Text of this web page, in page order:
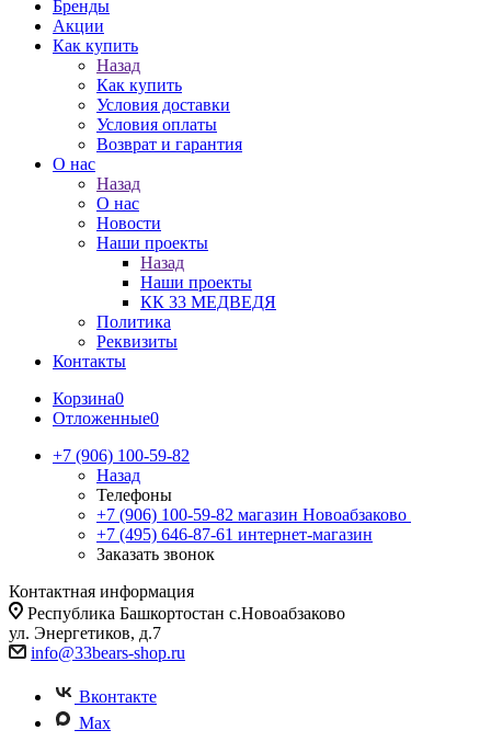
Бренды
Акции
Как купить
Назад
Как купить
Условия доставки
Условия оплаты
Возврат и гарантия
О нас
Назад
О нас
Новости
Наши проекты
Назад
Наши проекты
КК 33 МЕДВЕДЯ
Политика
Реквизиты
Контакты
Корзина0
Отложенные0
+7 (906) 100-59-82
Назад
Телефоны
+7 (906) 100-59-82 магазин Новоабзаково
+7 (495) 646-87-61 интернет-магазин
Заказать звонок
Контактная информация
Республика Башкортостан с.Новоабзаково
ул. Энергетиков, д.7
info@33bears-shop.ru
Вконтакте
Max